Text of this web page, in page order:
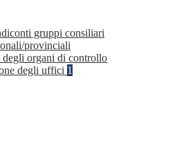
gruppi consiliari
provinciali
organi di controllo
degli uffici 1